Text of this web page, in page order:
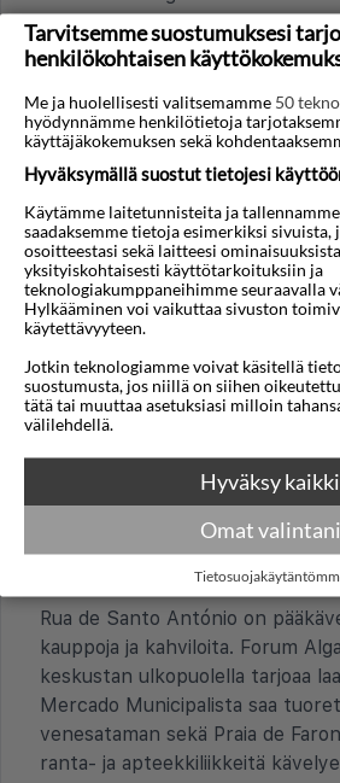
majoitusmaksu, ja tämä voi
Hotelli kertoo mahdollisesta
maksetaan hotellille.
Mitkä luottokortit ja
hyväksytään laajasti, lähimaksu
pankkiautomaatteja on
lähellä ja ostoskeskuksissa.
venelippuihin, bussiin ja pieniin
Sisältyykö juomaraha
pitäisikö jättää lisää?
Palvelumaksu voi sisältyä
pöytiintarjoilussa, kun ovat
riittää usein, että summaa
Millaiset ovat kaupungin
ostosmahdollisuudet?
Rua de Santo António on
kauppoja ja kahviloita. Forum
keskustan ulkopuolella tarjoaa
Mercado Municipalista saa
venesataman sekä Praia de
ranta- ja apteekkiliikkeitä
Tarvitsemme suostumuksesi
henkilökohtaisen
Me ja huolellisesti valitsemamme 50
hyödynnämme henkilötietoja
käyttäjäkokemuksen sekä
Hyväksymällä suostut tietojesi
Käytämme laitetunnisteita ja
saadaksemme tietoja esimerkiksi
osoitteestasi sekä laitteesi
yksityiskohtaisesti käyttötarkoituksiin ja
teknologiakumppaneihimme seuraavalla
Hylkääminen voi vaikuttaa sivuston
käytettävyyteen.
Jotkin teknologiamme voivat käsitellä
suostumusta, jos niillä on siihen
tätä tai muuttaa asetuksiasi milloin
välilehdellä.
Hyväksy kaikki
Omat valintani